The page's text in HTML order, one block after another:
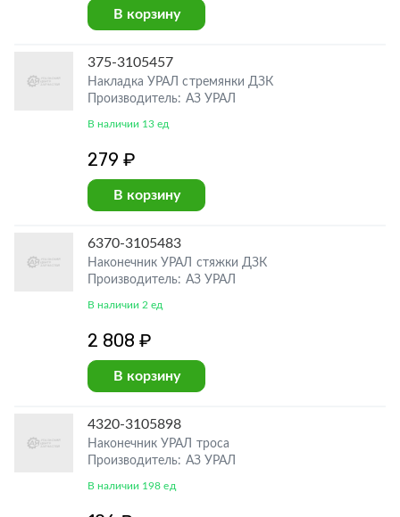
В корзину
375-3105457
Накладка УРАЛ стремянки ДЗК
Производитель: АЗ УРАЛ
В наличии 13 ед
279 ₽
В корзину
6370-3105483
Наконечник УРАЛ стяжки ДЗК
Производитель: АЗ УРАЛ
В наличии 2 ед
2 808 ₽
В корзину
4320-3105898
Наконечник УРАЛ троса
Производитель: АЗ УРАЛ
В наличии 198 ед